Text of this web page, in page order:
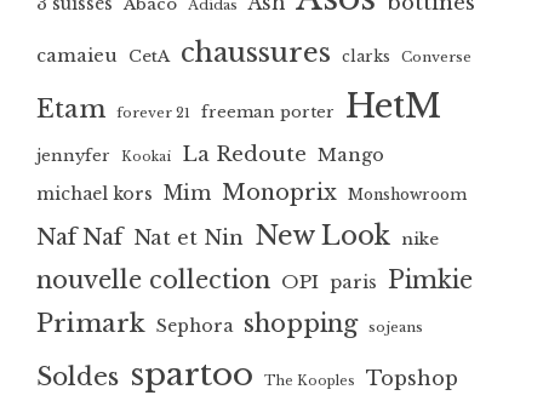
Abaco Adidas
camaieu CetA chaussures clarks Converse
Etam forever 21 freeman porter HetM
jennyfer Kookai La Redoute Mango
michael kors Mim Monoprix Monshowroom
Naf Naf Nat et Nin New Look nike
nouvelle collection OPI paris Pimkie
Primark Sephora shopping sojeans
Soldes spartoo The Kooples Topshop